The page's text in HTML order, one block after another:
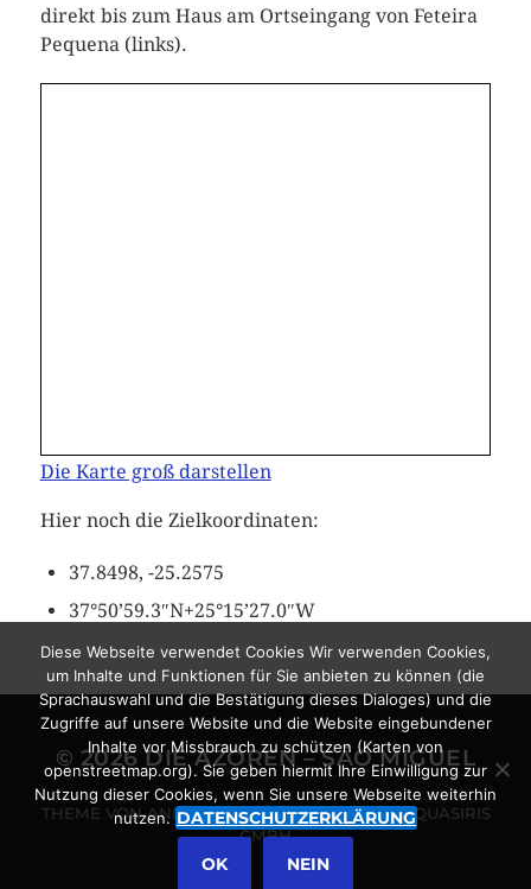
direkt bis zum Haus am Ortseingang von Feteira
Pequena (links).
Die Karte groß darstellen
Hier noch die Zielkoordinaten:
37.8498, -25.2575
37°50’59.3″N+25°15’27.0″W
© 2026DIE AZOREN – SÃO MIGUEL
THEME VONANDERS NORÉNPOWERED BYQUASIRIS
GMBH
Diese Webseite verwendet Cookies Wir verwenden Cookies,
um Inhalte und Funktionen für Sie anbieten zu können (die
Sprachauswahl und die Bestätigung dieses Dialoges) und die
Zugriffe auf unsere Website und die Website eingebundener
Inhalte vor Missbrauch zu schützen (Karten von
openstreetmap.org). Sie geben hiermit Ihre Einwilligung zur
Nutzung dieser Cookies, wenn Sie unsere Webseite weiterhin
nutzen.DATENSCHUTZERKLÄRUNG
OK NEIN